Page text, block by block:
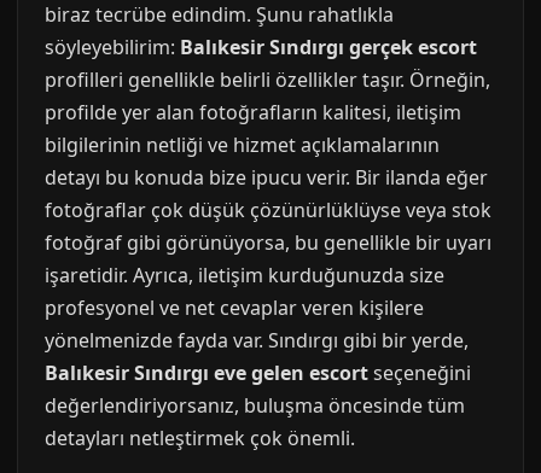
biraz tecrübe edindim. Şunu rahatlıkla
söyleyebilirim: Balıkesir Sındırgı gerçek escort
profilleri genellikle belirli özellikler taşır. Örneğin,
profilde yer alan fotoğrafların kalitesi, iletişim
bilgilerinin netliği ve hizmet açıklamalarının
detayı bu konuda bize ipucu verir. Bir ilanda eğer
fotoğraflar çok düşük çözünürlüklüyse veya stok
fotoğraf gibi görünüyorsa, bu genellikle bir uyarı
işaretidir. Ayrıca, iletişim kurduğunuzda size
profesyonel ve net cevaplar veren kişilere
yönelmenizde fayda var. Sındırgı gibi bir yerde,
Balıkesir Sındırgı eve gelen escortseçeneğini
değerlendiriyorsanız, buluşma öncesinde tüm
detayları netleştirmek çok önemli.